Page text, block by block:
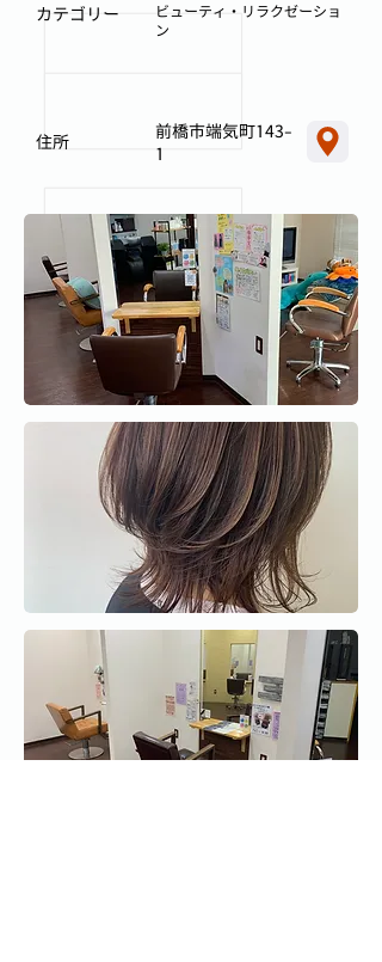
ビューティ・リラクゼーショ
ン
カテゴリー
前橋市端気町143-
1
住所